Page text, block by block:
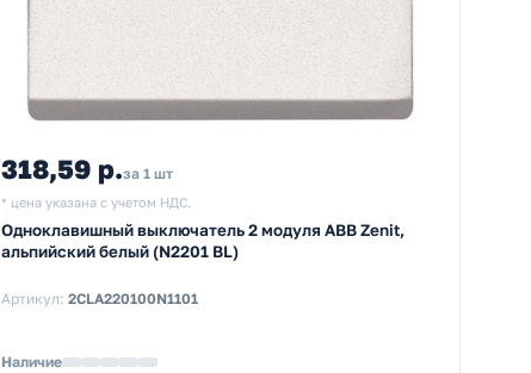
318,59 р.за 1 шт
* цена указана с учетом НДС.
Одноклавишный выключатель 2 модуля ABB Zenit,
альпийский белый (N2201 BL)
Артикул: 2CLA220100N1101
Наличие